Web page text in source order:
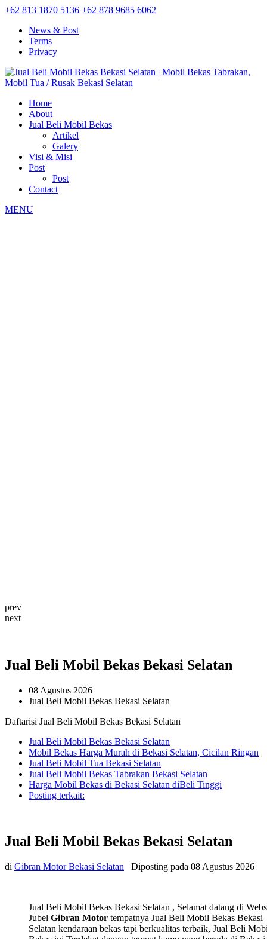
+62 813 1870 5136 +62 878 9685 6062
News & Post
Terms
Privacy
Home
About
Jual Beli Mobil Bekas
Artikel
Galery
Visi & Misi
Post
Post
Contact
MENU
prev
next
Jual Beli Mobil Bekas Bekasi Selatan
08 Agustus 2026
Jual Beli Mobil Bekas Bekasi Selatan
Daftarisi Jual Beli Mobil Bekas Bekasi Selatan
Jual Beli Mobil Bekas Bekasi Selatan
Mobil Bekas Harga Murah di Bekasi Selatan, Cicilan Ringan
Jual Beli Mobil Tua Bekasi Selatan
Jual Beli Mobil Bekas Tabrakan Bekasi Selatan
Harga Mobil Bekas di Bekasi Selatan diBeli Tinggi
Posting terkait:
Jual Beli Mobil Bekas Bekasi Selatan
di Gibran Motor Bekasi Selatan Diposting pada 08 Agustus 2026
Jual Beli Mobil Bekas Bekasi Selatan , Selamat datang di
Jubel Gibran Motor tempatnya Jual Beli Mobil Bekas Bekasi
Selatan kendaraan bekas tapi berkualitas terbaik, Jual Beli